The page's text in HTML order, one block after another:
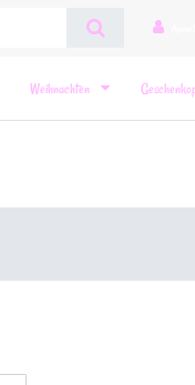
Weihnachten